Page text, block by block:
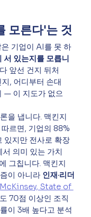
모른다'는 것
서 있는지를 모릅니
앞선 건지 뒤처
, 어디부터 손대
— 이 지도가 없으
르면, 기업의 88%
있지만 전사로 확장
의미 있는 가치
그칩니다. 맥킨지
이 아니라 인재·리더
McKinsey, State of
70점 이상인 조직
이 3배 높다고 분석